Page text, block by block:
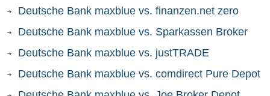
Deutsche Bank maxblue vs. finanzen.net zero
Deutsche Bank maxblue vs. Sparkassen Broker
Deutsche Bank maxblue vs. justTRADE
Deutsche Bank maxblue vs. comdirect Pure Depot